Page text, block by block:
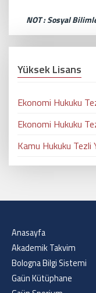
NOT : Sosyal
Yüksek Lisans
Ekonomi Hukuku
Ekonomi Hukuku
Kamu Hukuku Tezli
Anasayfa
Akademik Takvim
Bologna Bilgi Sistemi
Gaün Kütüphane